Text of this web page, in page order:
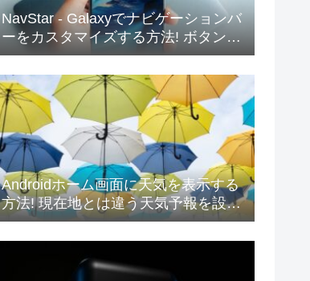
NavStar - Galaxyでナビゲーションバ
ーをカスタマイズする方法! ボタンや
ジェスチャー機能を変更しよう
Androidホーム画面に天気を表示する
方法! 現在地とは違う天気予報を設定
しよう